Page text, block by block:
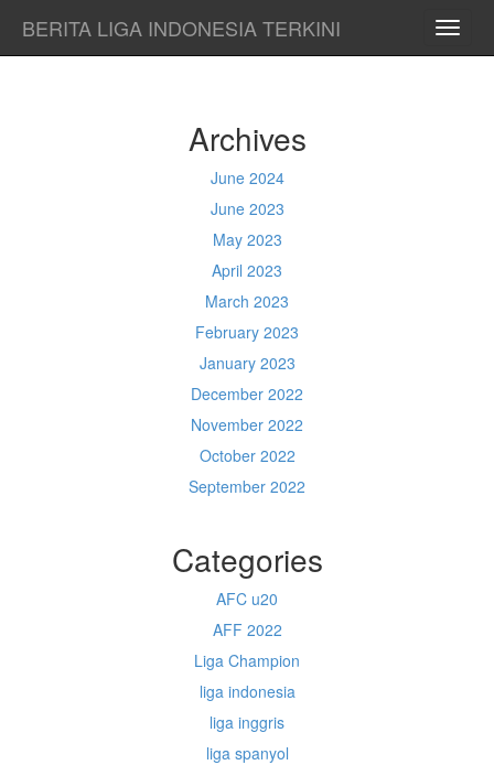
BERITA LIGA INDONESIA TERKINI
Archives
June 2024
June 2023
May 2023
April 2023
March 2023
February 2023
January 2023
December 2022
November 2022
October 2022
September 2022
Categories
AFC u20
AFF 2022
Liga Champion
liga indonesia
liga inggris
liga spanyol